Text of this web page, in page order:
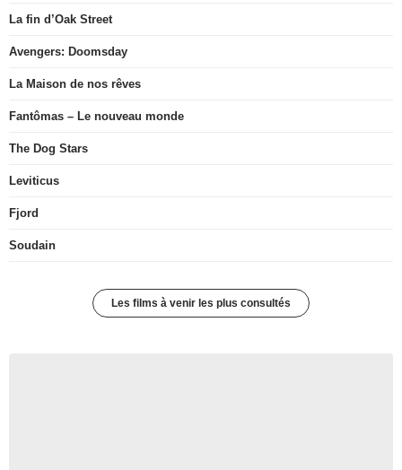
La fin d’Oak Street
Avengers: Doomsday
La Maison de nos rêves
Fantômas – Le nouveau monde
The Dog Stars
Leviticus
Fjord
Soudain
Les films à venir les plus consultés